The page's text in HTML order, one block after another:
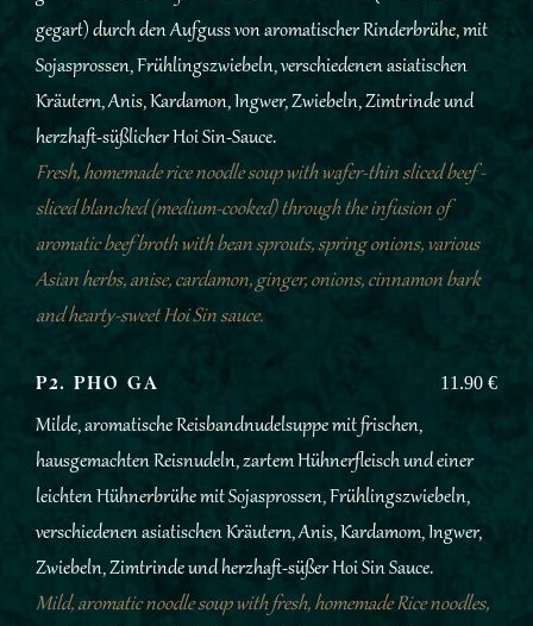
gegart) durch den Aufguss von aromatischer Rinderbrühe, mit
Sojasprossen, Frühlingszwiebeln, verschiedenen asiatischen
Kräutern, Anis, Kardamon, Ingwer, Zwiebeln, Zimtrinde und
herzhaft-süßlicher Hoi Sin-Sauce.
Fresh, homemade rice noodle soup with wafer-thin sliced beef -
sliced blanched (medium-cooked) through the infusion of
aromatic beef broth with bean sprouts, spring onions, various
Asian herbs, anise, cardamon, ginger, onions, cinnamon bark
and hearty-sweet Hoi Sin sauce.
P2. PHO GA 11.90 €
Milde, aromatische Reisbandnudelsuppe mit frischen,
hausgemachten Reisnudeln, zartem Hühnerfleisch und einer
leichten Hühnerbrühe mit Sojasprossen, Frühlingszwiebeln,
verschiedenen asiatischen Kräutern, Anis, Kardamom, Ingwer,
Zwiebeln, Zimtrinde und herzhaft-süßer Hoi Sin Sauce.
Mild, aromatic noodle soup with fresh, homemade Rice noodles,